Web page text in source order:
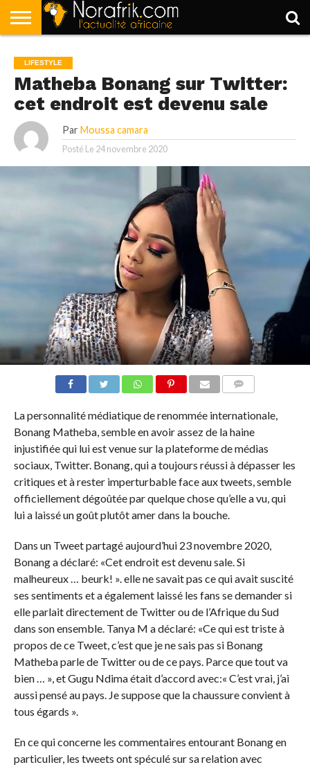
POLITIQUE
SOCIÉTÉ
ECONOMIE
SPORT
LIFESTYLE
LIFESTYLE
Matheba Bonang sur Twitter:
cet endroit est devenu sale
Par Moussa camara
Posté Le 24 novembre 2020
La personnalité médiatique de renommée internationale,
Bonang Matheba, semble en avoir assez de la haine
injustifiée qui lui est venue sur la plateforme de médias
sociaux, Twitter. Bonang, qui a toujours réussi à dépasser les
critiques et à rester imperturbable face aux tweets, semble
officiellement dégoûtée par quelque chose qu’elle a vu, qui
lui a laissé un goût plutôt amer dans la bouche.
Dans un Tweet partagé aujourd’hui 23 novembre 2020,
Bonang a déclaré: «Cet endroit est devenu sale. Si
malheureux … beurk! ». elle ne savait pas ce qui avait suscité
ses sentiments et a également laissé les fans se demander si
elle parlait directement de Twitter ou de l’Afrique du Sud
dans son ensemble. Tanya M a déclaré: «Ce qui est triste à
propos de ce Tweet, c’est que je ne sais pas si Bonang
Matheba parle de Twitter ou de ce pays. Parce que tout va
bien … », et Gugu Ndima était d’accord avec:« C’est vrai, j’ai
aussi pensé au pays. Je suppose que la chaussure convient à
tous égards ».
En ce qui concerne les commentaires entourant Bonang en
particulier, les tweets ont spéculé sur sa relation avec